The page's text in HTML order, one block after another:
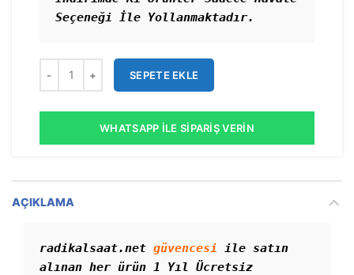
Seçeneği İle Yollanmaktadır.
SEPETE EKLE
WHATSAPP İLE SIPARIŞ VERIN
AÇIKLAMA
radikalsaat.net güvencesi ile satın
alınan her ürün 1 Yıl Ücretsiz